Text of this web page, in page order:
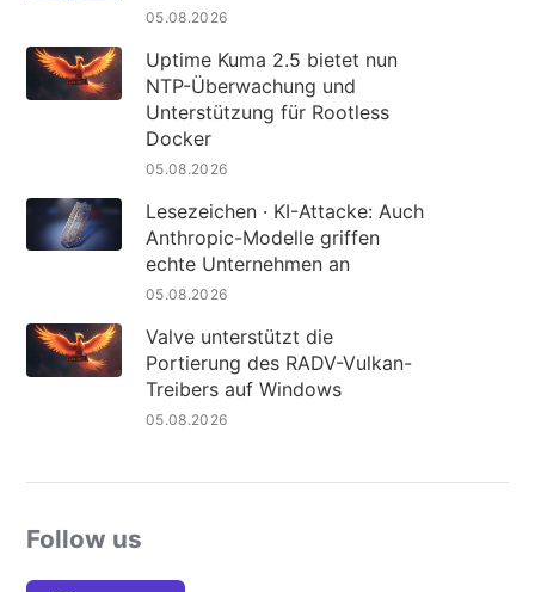
05.08.2026
Uptime Kuma 2.5 bietet nun
NTP-Überwachung und
Unterstützung für Rootless
Docker
05.08.2026
Lesezeichen · KI-Attacke: Auch
Anthropic-Modelle griffen
echte Unternehmen an
05.08.2026
Valve unterstützt die
Portierung des RADV-Vulkan-
Treibers auf Windows
05.08.2026
Follow us